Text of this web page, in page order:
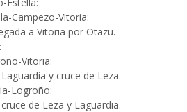
Campezo-Vitoria:
a Vitoria por Otazu.
Vitoria:
y cruce de Leza.
Logroño:
de Leza y Laguardia.